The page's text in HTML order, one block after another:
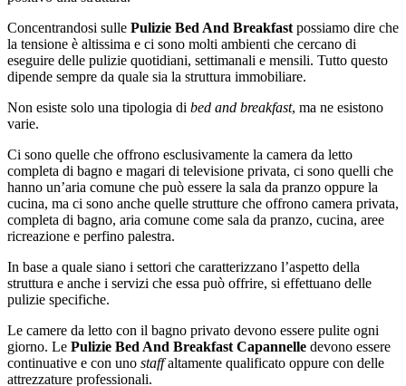
Concentrandosi sulle Pulizie Bed And Breakfast possiamo dire che
la tensione è altissima e ci sono molti ambienti che cercano di
eseguire delle pulizie quotidiani, settimanali e mensili. Tutto questo
dipende sempre da quale sia la struttura immobiliare.
Non esiste solo una tipologia di bed and breakfast, ma ne esistono
varie.
Ci sono quelle che offrono esclusivamente la camera da letto
completa di bagno e magari di televisione privata, ci sono quelli che
hanno un’aria comune che può essere la sala da pranzo oppure la
cucina, ma ci sono anche quelle strutture che offrono camera privata,
completa di bagno, aria comune come sala da pranzo, cucina, aree
ricreazione e perfino palestra.
In base a quale siano i settori che caratterizzano l’aspetto della
struttura e anche i servizi che essa può offrire, si effettuano delle
pulizie specifiche.
Le camere da letto con il bagno privato devono essere pulite ogni
giorno. Le Pulizie Bed And Breakfast Capannelle devono essere
continuative e con uno staffaltamente qualificato oppure con delle
attrezzature professionali.